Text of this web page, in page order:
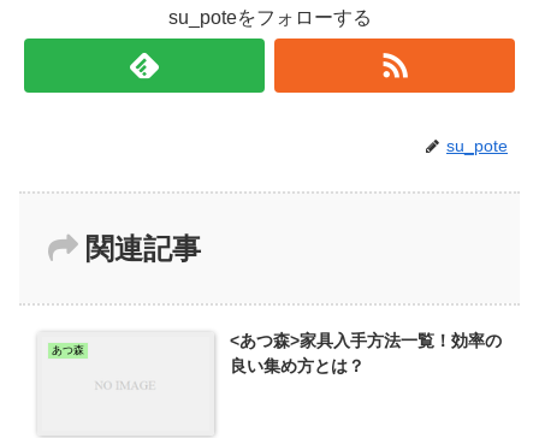
su_poteをフォローする
su_pote
関連記事
あつ森
<あつ森>家具入手方法一覧！効率の
良い集め方とは？